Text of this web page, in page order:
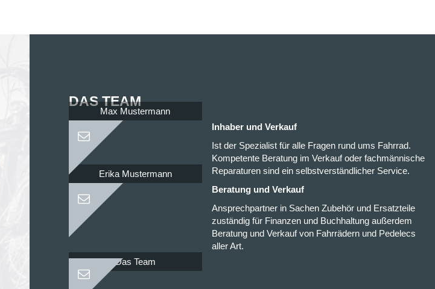
DAS TEAM
Max Mustermann
Inhaber und Verkauf
Ist der Spezialist für alle Fragen rund ums Fahrrad.
Kompetente Beratung im Verkauf oder fachmännische
Reparaturen sind ein selbstverständlicher Service.
Erika Mustermann
Beratung und Verkauf
Ansprechpartner in Sachen Zubehör und Ersatzteile
zuständig für Finanzen und Buchhaltung außerdem
Beratung und Verkauf von Fahrrädern und Pedelecs
aller Art.
Das Team